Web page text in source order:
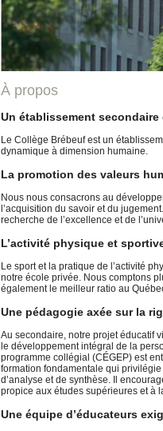
À propos
Un établissement
Le Collège Brébeuf est un
dynamique à dimension humaine.
La promotion des valeurs
Nous nous consacrons au
l’acquisition du savoir et du
recherche de l’excellence et de
L’activité physique et
Le sport et la pratique de l’activité
notre école privée. Nous comptons
également le meilleur ratio au
Une pédagogie axée sur la
Au secondaire, notre projet éducatif
le développement intégral de la
programme collégial (CÉGEP) est
formation fondamentale qui privilégie
d’analyse et de synthèse. Il
propice aux études supérieures et à
Une équipe d’éducateurs